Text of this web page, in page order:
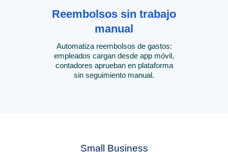
Reembolsos sin trabajo
manual
Automatiza reembolsos de gastos:
empleados cargan desde app móvil,
contadores aprueban en plataforma
sin seguimiento manual.
Small Business